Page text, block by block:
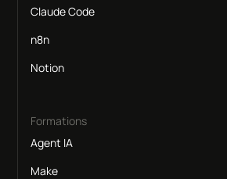
Claude Code
n8n
Notion
Formations
Agent IA
Make